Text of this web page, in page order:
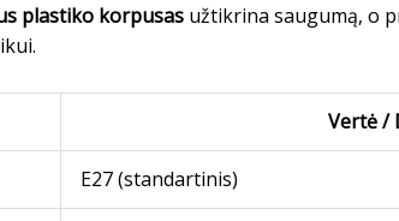
plastiko korpusasužtikrina saugumą, o
Vertė /
E27 (standartinis)